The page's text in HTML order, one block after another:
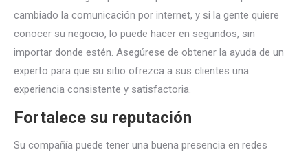
cambiado la comunicación por internet, y si la gente quiere
conocer su negocio, lo puede hacer en segundos, sin
importar donde estén. Asegúrese de obtener la ayuda de un
experto para que su sitio ofrezca a sus clientes una
experiencia consistente y satisfactoria.
Fortalece su reputación
Su compañía puede tener una buena presencia en redes